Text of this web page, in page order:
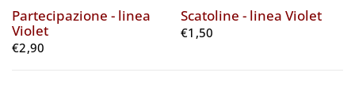
Partecipazione - linea
Violet
€2,90
Scatoline - linea Violet
€1,50